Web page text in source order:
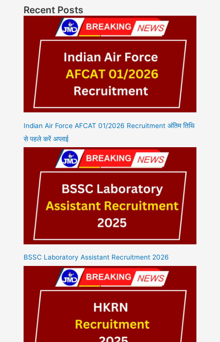
Recent Posts
Indian Air Force AFCAT 01/2026 Recruitment अंतिम तिथि
से पहले करें अप्लाई
BSSC Laboratory Assistant Recruitment 2026